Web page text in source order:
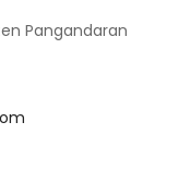
Pangandaran